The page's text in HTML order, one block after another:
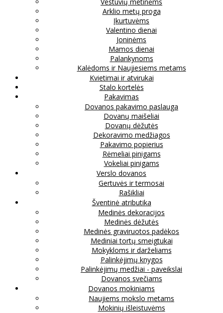
Arklio metų proga
Įkurtuvėms
Valentino dienai
Joninėms
Mamos dienai
Palankynoms
Kalėdoms ir Naujiesiems metams
Kvietimai ir atvirukai
Stalo kortelės
Pakavimas
Dovanos pakavimo paslauga
Dovanų maišeliai
Dovanų dėžutės
Dekoravimo medžiagos
Pakavimo popierius
Rėmeliai pinigams
Vokeliai pinigams
Verslo dovanos
Gertuvės ir termosai
Rašikliai
Šventinė atributika
Medinės dekoracijos
Medinės dėžutės
Medinės graviruotos padėkos
Mediniai tortų smeigtukai
Mokykloms ir darželiams
Palinkėjimų knygos
Palinkėjimų medžiai - paveikslai
Dovanos svečiams
Dovanos mokiniams
Naujiems mokslo metams
Mokinių išleistuvėms